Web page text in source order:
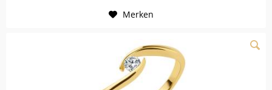
Merken